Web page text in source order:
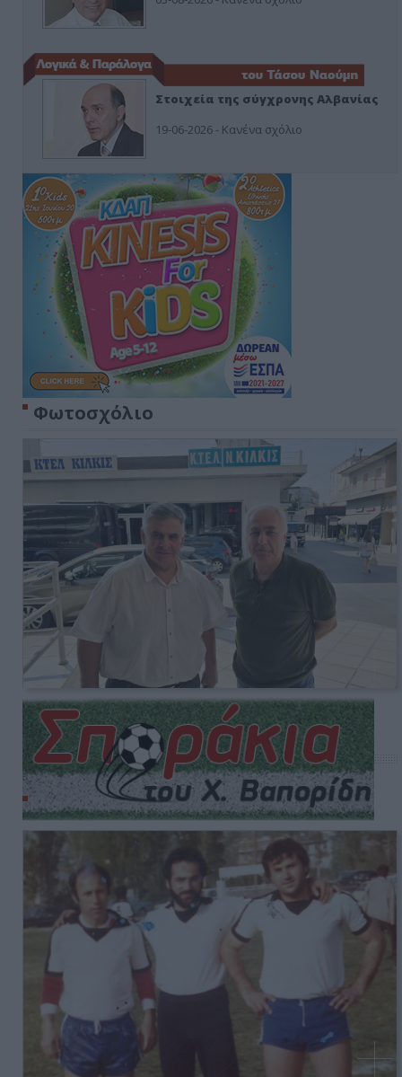
Στοιχεία της σύγχρονης Αλβανίας
19-06-2026 - Κανένα σχόλιο
Φωτοσχόλιο